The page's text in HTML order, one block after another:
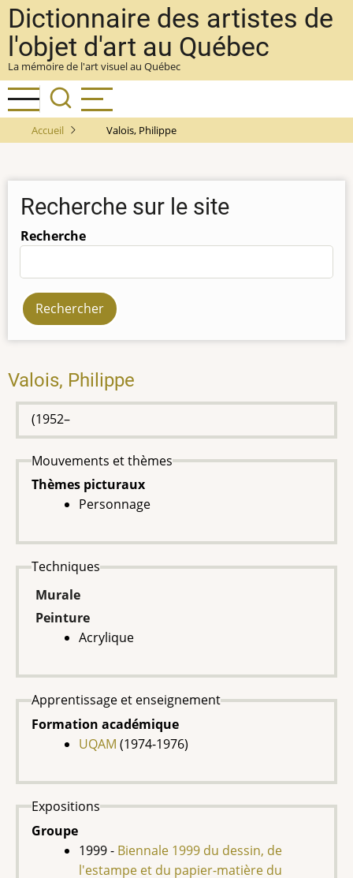
Aller
au
contenu
principal
Dictionnaire des artistes de
l'objet d'art au Québec
La mémoire de l'art visuel au Québec
Accueil Valois, Philippe
Recherche sur le site
Recherche
Valois, Philippe
(1952–
Mouvements et thèmes
Thèmes picturaux
Personnage
Techniques
Murale
Peinture
Acrylique
Apprentissage et enseignement
Formation académique
UQAM (1974-1976)
Expositions
Groupe
1999 - Biennale 1999 du dessin, de
l'estampe et du papier-matière du